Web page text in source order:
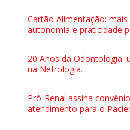
Cartão Alimentação:
autonomia e praticidade
20 Anos da Odontologia:
na Nefrologia.
Pró-Renal assina
atendimento para o